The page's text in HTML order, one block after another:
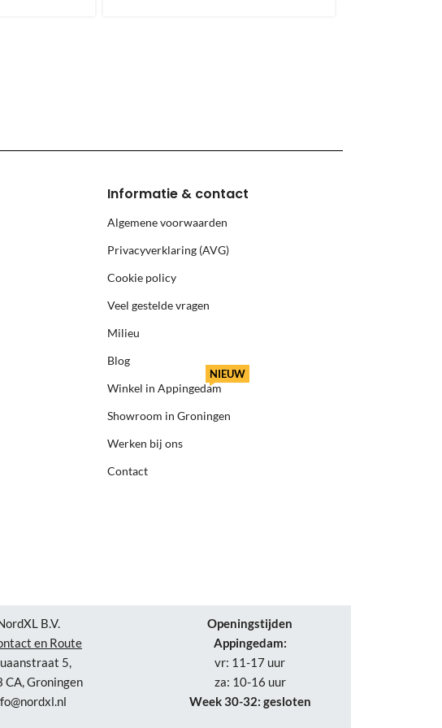
en Borkum)
Informatie & contact
Algemene voorwaarden
Privacyverklaring (AVG)
Cookie policy
Veel gestelde vragen
Milieu
Blog
Winkel in Appingedam
NIEUW
Showroom in Groningen
Werken bij ons
Contact
B.V.
en Route
5,
CA, Groningen
Openingstijden
Appingedam:
vr: 11-17 uur
za: 10-16 uur
Week 30-32: gesloten